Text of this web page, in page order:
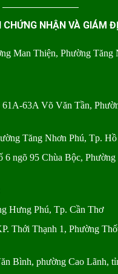
NHẬN VÀ GIÁM
Man Thiện, Phường Tăng
63A Võ Văn Tần,
Tăng Nhơn Phú, Tp.
6 ngõ 95 Chùa Bộc,
Hưng Phú, Tp. Cần Thơ
Thới Thạnh 1, Phường
Bình, phường Cao Lãnh,